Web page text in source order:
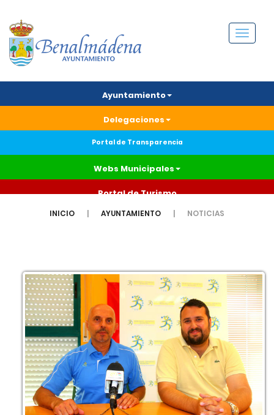
Menú
Ayuntamiento
Delegaciones
Portal de Transparencia
Webs Municipales
Portal de Turismo
INICIO AYUNTAMIENTO NOTICIAS